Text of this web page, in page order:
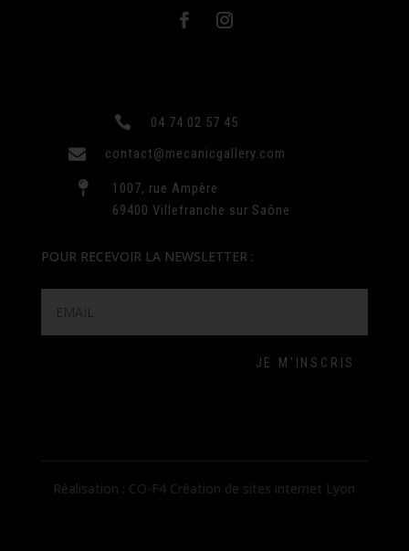
 04 74 02 57 45
 contact@mecanicgallery.com

1007, rue Ampère
69400 Villefranche sur Saône
POUR RECEVOIR LA NEWSLETTER :
JE M'INSCRIS
Réalisation : CO-F4 Création de sites internet Lyon